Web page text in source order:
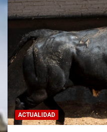
ACTUALIDAD